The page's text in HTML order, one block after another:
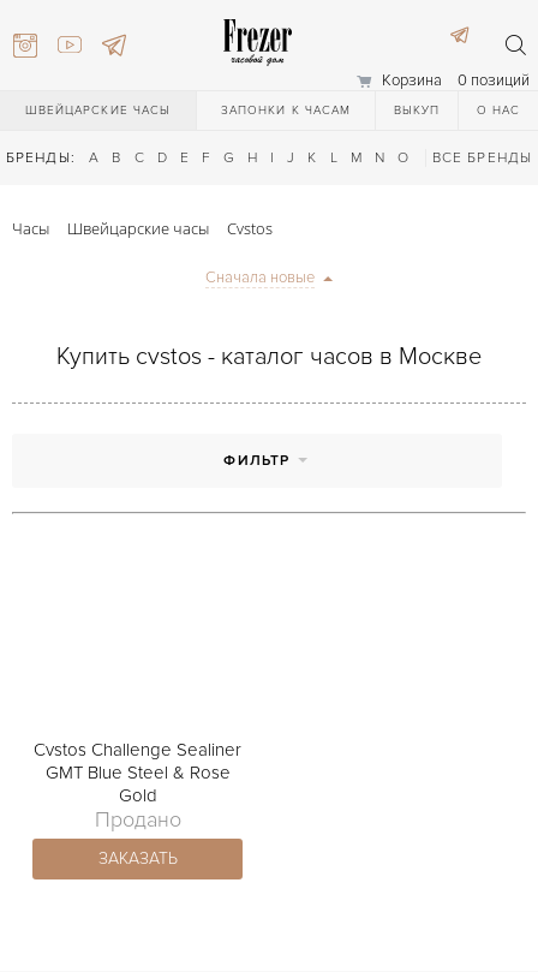
Корзина 0 позиций
ШВЕЙЦАРСКИЕ ЧАСЫ ЗАПОНКИ К ЧАСАМ ВЫКУП О НАС
БРЕНДЫ: A B C D E F G H I J K L M N O Q R S T
ВСЕ БРЕНДЫ
Часы Швейцарские часы Cvstos
Купить cvstos - каталог часов в Москве
Сначала новые
ФИЛЬТР
Cvstos Challenge Sealiner
GMT Blue Steel & Rose
Gold
Продано
ЗАКАЗАТЬ